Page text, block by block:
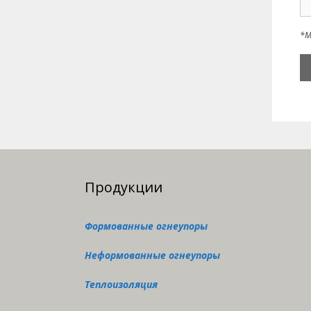
Продукции
Формованные огнеупоры
Неформованные огнеупоры
Теплоизоляция